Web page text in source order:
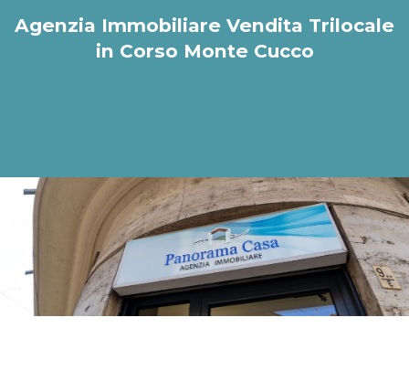
Agenzia Immobiliare Vendita Trilocale
in Corso Monte Cucco